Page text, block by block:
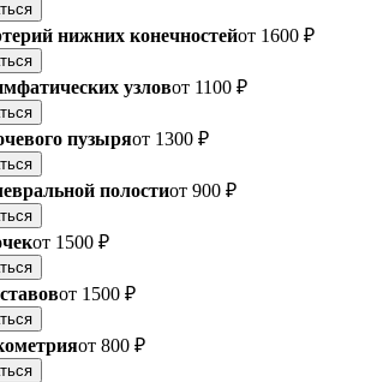
нижних конечностейот 1600 ₽
узловот 1100 ₽
пузыряот 1300 ₽
полостиот 900 ₽
от 1500 ₽
от 1500 ₽
от 800 ₽